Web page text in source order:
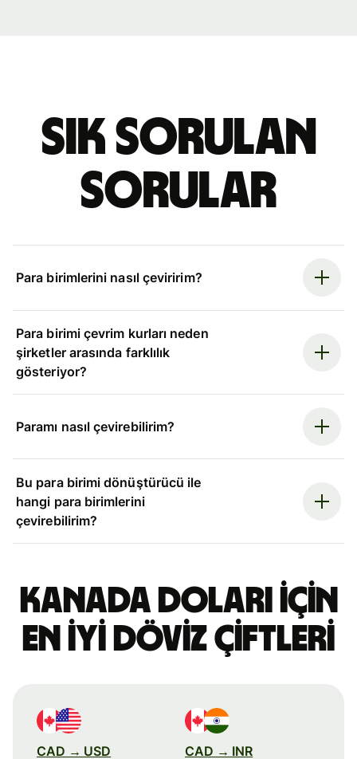
Sık sorulan
sorular
Para birimlerini nasıl çeviririm?
Para birimi çevrim kurları neden
şirketler arasında farklılık
gösteriyor?
Paramı nasıl çevirebilirim?
Bu para birimi dönüştürücü ile
hangi para birimlerini
çevirebilirim?
Kanada doları için
en iyi döviz çiftleri
CAD → USD CAD → INR